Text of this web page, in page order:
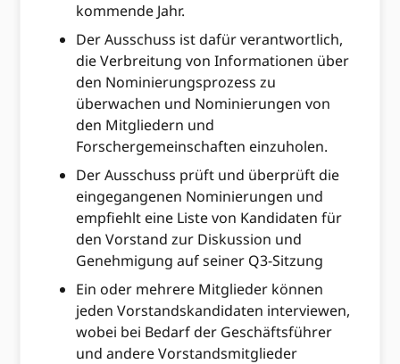
kommende Jahr.
Der Ausschuss ist dafür verantwortlich,
die Verbreitung von Informationen über
den Nominierungsprozess zu
überwachen und Nominierungen von
den Mitgliedern und
Forschergemeinschaften einzuholen.
Der Ausschuss prüft und überprüft die
eingegangenen Nominierungen und
empfiehlt eine Liste von Kandidaten für
den Vorstand zur Diskussion und
Genehmigung auf seiner Q3-Sitzung
Ein oder mehrere Mitglieder können
jeden Vorstandskandidaten interviewen,
wobei bei Bedarf der Geschäftsführer
und andere Vorstandsmitglieder